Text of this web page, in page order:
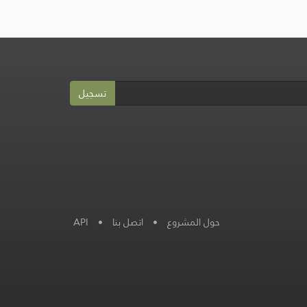
تسجيل
حول المشروع • اتصل بنا •
API